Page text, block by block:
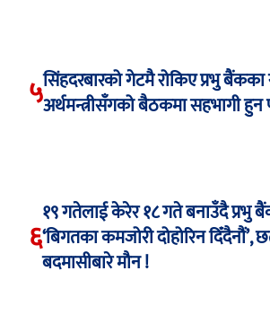
५सिंहदरबारको गेटमै रोकिए प्रभु
अर्थमन्त्रीसँगको बैठकमा सहभागी हुन
६
१९ गतेलाई केरेर १८ गते बनाउँदै प्रभु
‘बिगतका कमजोरी दोहोरिन
बदमासीबारे मौन !